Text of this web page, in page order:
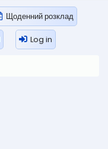
Щоденний розклад
Log in